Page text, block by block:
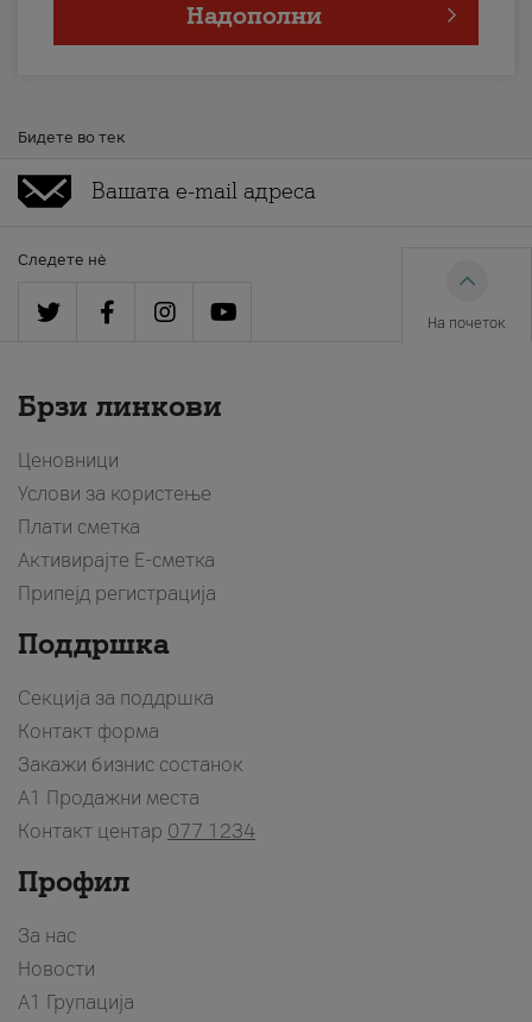
Надополни
Бидете во тек
Следете нè
На почеток
Брзи линкови
Ценовници
Услови за користење
Плати сметка
Активирајте Е-сметка
Припејд регистрација
Поддршка
Секција за поддршка
Контакт форма
Закажи бизнис состанок
A1 Продажни места
Контакт центар 077 1234
Профил
За нас
Новости
А1 Групација